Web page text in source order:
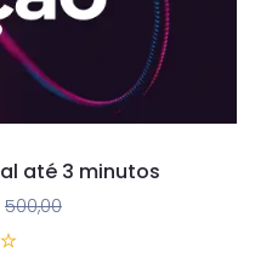
até 3 minutos
500,00